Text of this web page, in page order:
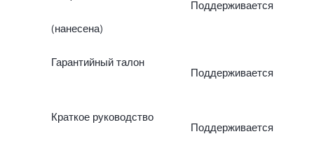
(нанесена)
Поддерживается
Гарантийный талон
Поддерживается
Краткое руководство
Поддерживается